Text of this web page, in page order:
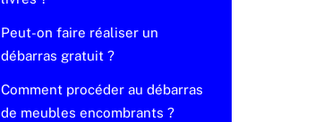
Peut-on faire réaliser un
débarras gratuit ?
Comment procéder au débarras
de meubles encombrants ?